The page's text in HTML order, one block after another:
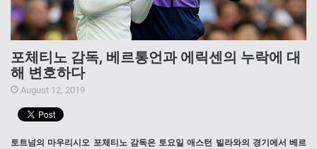
포체티노 감독, 베르통언과 에릭센의 누락에 대
해 변호하다
August 12, 2019
토트넘의 마우리시오 포체티노 감독은 토요일 애스턴 빌라와의 경기에서 베르